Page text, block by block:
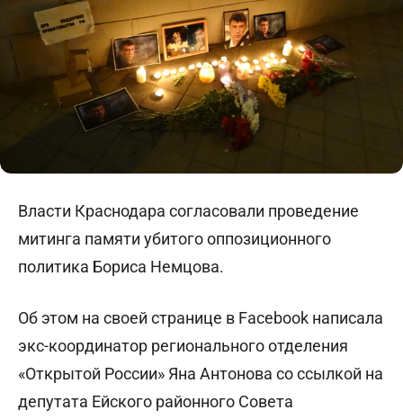
Власти Краснодара согласовали проведение
митинга памяти убитого оппозиционного
политика Бориса Немцова.
Об этом на своей странице в Facebook написала
экс-координатор регионального отделения
«Открытой России» Яна Антонова со ссылкой на
депутата Ейского районного Совета